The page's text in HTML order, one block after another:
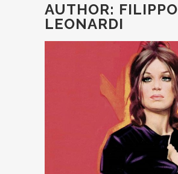
AUTHOR: FILIPPO
LEONARDI